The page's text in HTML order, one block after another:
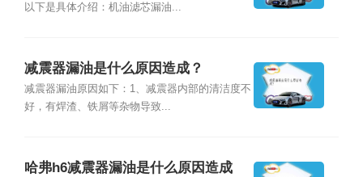
以下是具体介绍：机油滤芯漏油...
减震器漏油是什么原因造成？
减震器漏油原因如下：1、减震器内部的清洁度不
好，有焊渣、铁屑等杂物导致...
哈弗h6减震器漏油是什么原因造成